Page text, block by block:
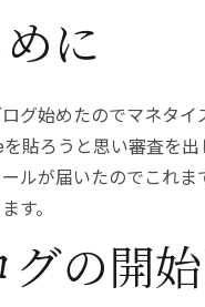
に
グ始めたのでマネタイ
貼ろうと思い審査を出
ルが届いたのでこれま
す。
グの開